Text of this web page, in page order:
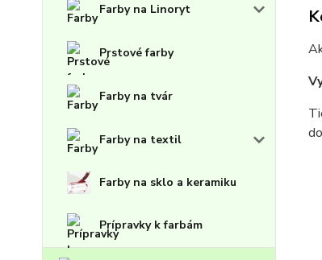
Farby na Linoryt
Prstové farby
Farby na tvár
Farby na textil
Farby na sklo a keramiku
Prípravky k farbám